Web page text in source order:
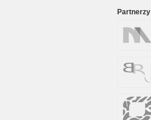
Partnerzy